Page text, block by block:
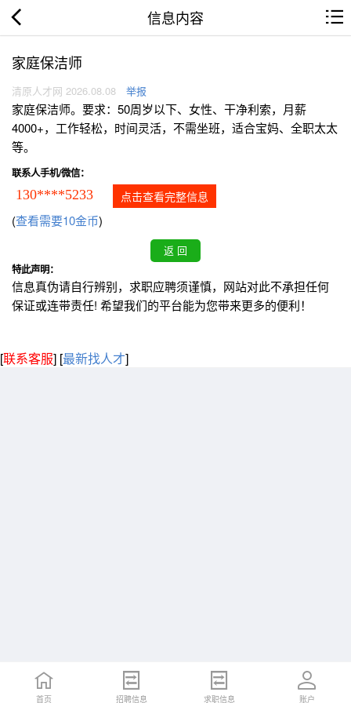
信息内容
家庭保洁师
清原人才网 2026.08.08 举报
家庭保洁师。要求：50周岁以下、女性、干净利索，月薪
4000+，工作轻松，时间灵活，不需坐班，适合宝妈、全职太太
等。
联系人手机/微信：
130****5233 点击查看完整信息
(查看需要10金币)
特此声明：
信息真伪请自行辨别，求职应聘须谨慎，网站对此不承担任何
保证或连带责任! 希望我们的平台能为您带来更多的便利！
[联系客服] [最新找人才]
首页 招聘信息 求职信息 账户